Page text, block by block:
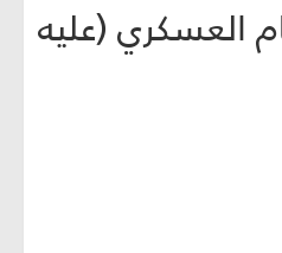
العسكري (عليه